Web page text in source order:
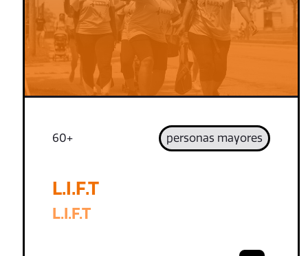
60+ personas mayores
L.I.F.T
L.I.F.T